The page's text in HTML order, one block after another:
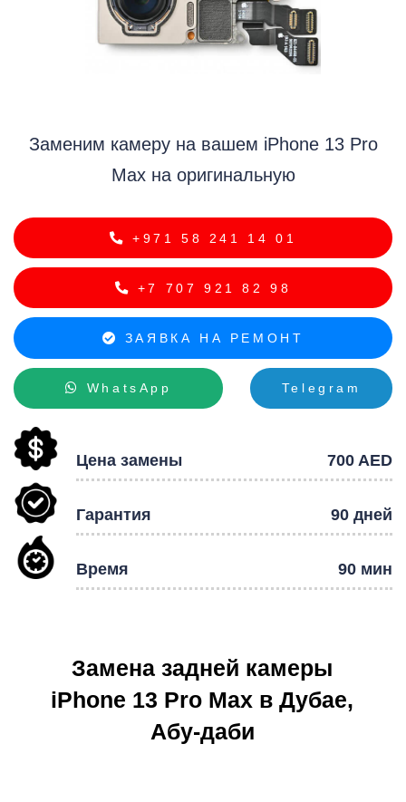
Заменим камеру на вашем iPhone 13 Pro
Max на оригинальную
+971 58 241 14 01
+7 707 921 82 98
ЗАЯВКА НА РЕМОНТ
WhatsApp Telegram
Цена замены 700 AED
Гарантия 90 дней
Время 90 мин
Замена задней камеры
iPhone 13 Pro Max в Дубае,
Абу-даби